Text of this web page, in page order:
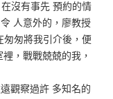
沒有事先 預約的情
人意外的，廖教授
匆匆將我引介後，便
，戰戰兢兢的我，
觀察過許 多知名的